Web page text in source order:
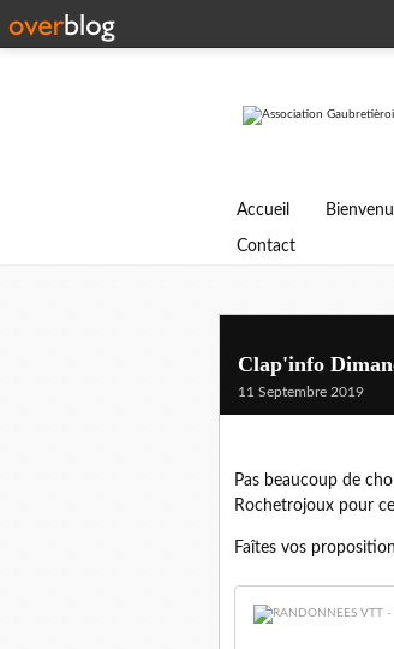
Accueil
Contact
Clap'info
11 Septembre 2019
Pas beaucoup de
Rochetrojoux pour
Faîtes vos